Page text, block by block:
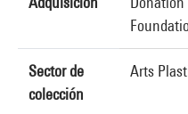
Sector de
colección
Arts